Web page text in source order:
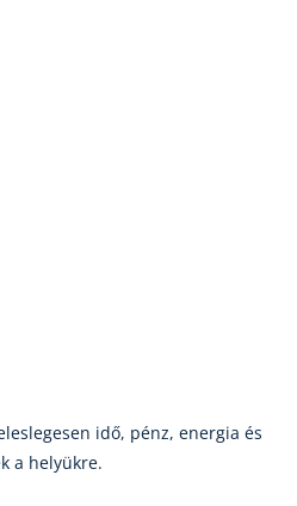
idő, pénz, energia és
a helyükre.